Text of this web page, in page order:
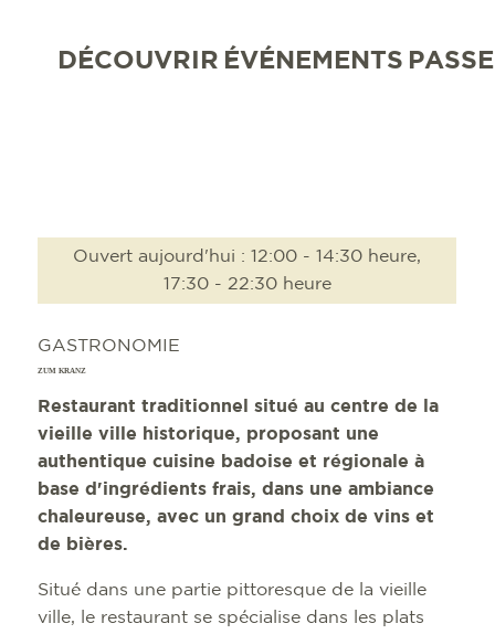
DÉCOUVRIR ÉVÉNEMENTS
Ouvert aujourd'hui : 12:00 - 14:30 heure,
17:30 - 22:30 heure
GASTRONOMIE
ZUM KRANZ
Restaurant traditionnel situé au centre de la
vieille ville historique, proposant une
authentique cuisine badoise et régionale à
base d'ingrédients frais, dans une ambiance
chaleureuse, avec un grand choix de vins et
de bières.
Situé dans une partie pittoresque de la vieille
ville, le restaurant se spécialise dans les plats